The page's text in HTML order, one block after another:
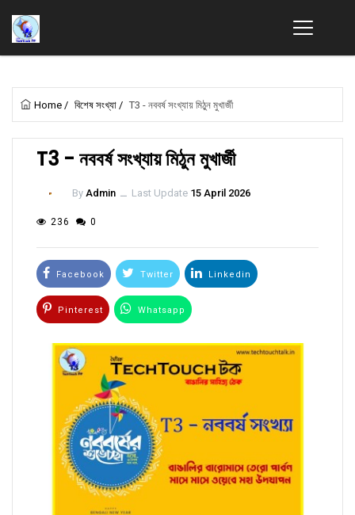
Home / বিশেষ সংখ্যা / T3 - নববর্ষ সংখ্যায় মিঠুন মুখার্জী
T3 - নববর্ষ সংখ্যায় মিঠুন মুখার্জী
By Admin ــ Last Update 15 April 2026
236 0
Facebook Twitter Linkedin
Pinterest Whatsapp